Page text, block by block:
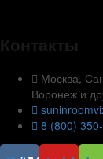
Контакты
Москва,
Воронеж и
8 (800)